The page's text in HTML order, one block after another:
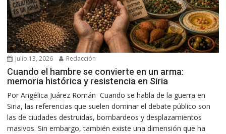
julio 13, 2026 Redacción
Cuando el hambre se convierte en un arma:
memoria histórica y resistencia en Siria
Por Angélica Juárez Román Cuando se habla de la guerra en
Siria, las referencias que suelen dominar el debate público son
las de ciudades destruidas, bombardeos y desplazamientos
masivos. Sin embargo, también existe una dimensión que ha